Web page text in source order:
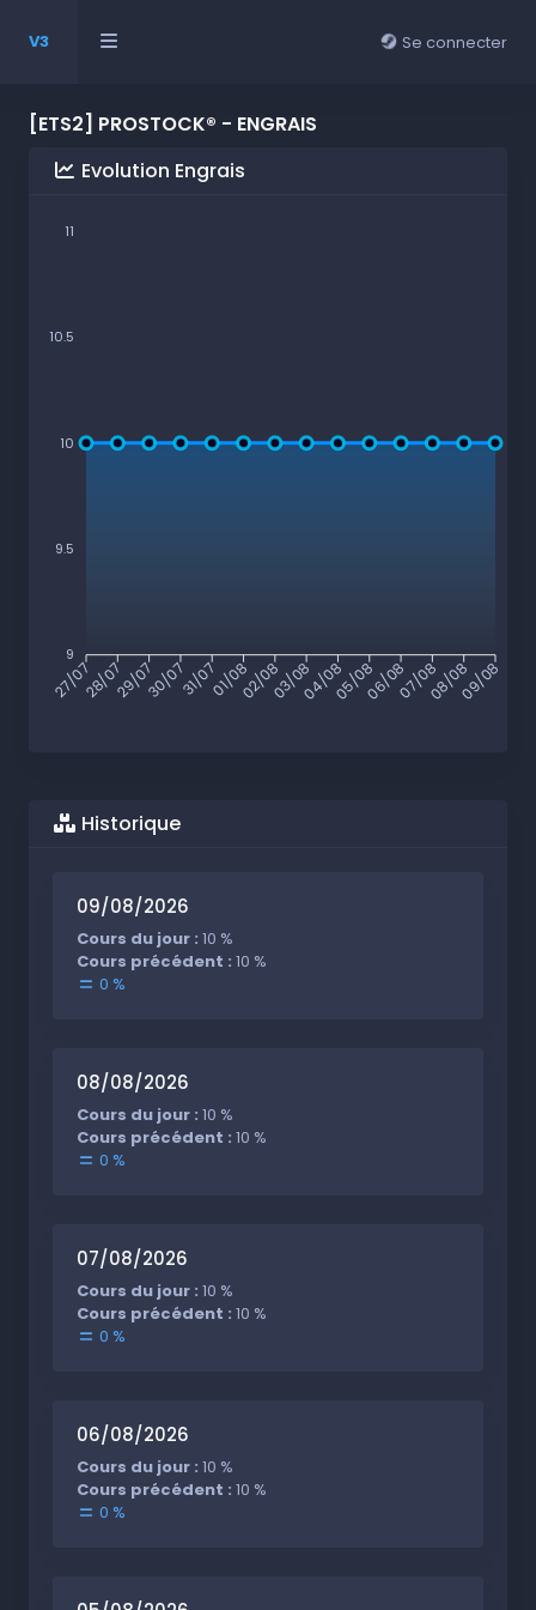
V3 Se connecter
[ETS2] PROSTOCK® - ENGRAIS
Evolution Engrais
11
10.5
10
9.5
9
27/0728/0729/0730/0731/0701/0802/0803/0804/0805/0806/0807/0808/0809/08
Historique
09/08/2026
Cours du jour : 10 %
Cours précédent : 10 %
0 %
08/08/2026
Cours du jour : 10 %
Cours précédent : 10 %
0 %
07/08/2026
Cours du jour : 10 %
Cours précédent : 10 %
0 %
06/08/2026
Cours du jour : 10 %
Cours précédent : 10 %
0 %